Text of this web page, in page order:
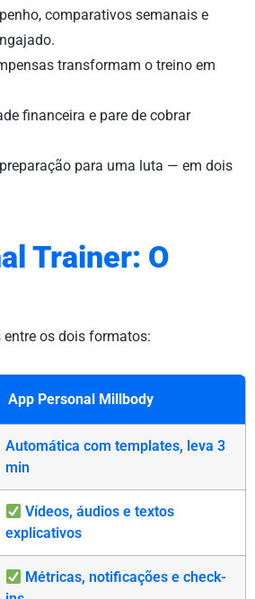
comparativos semanais e
transformam o treino em
financeira e pare de cobrar
para uma luta — em dois
Trainer: O
os dois formatos:
App Personal Millbody
Automática com templates, leva 3
min
Vídeos, áudios e textos
explicativos
Métricas, notificações e check-